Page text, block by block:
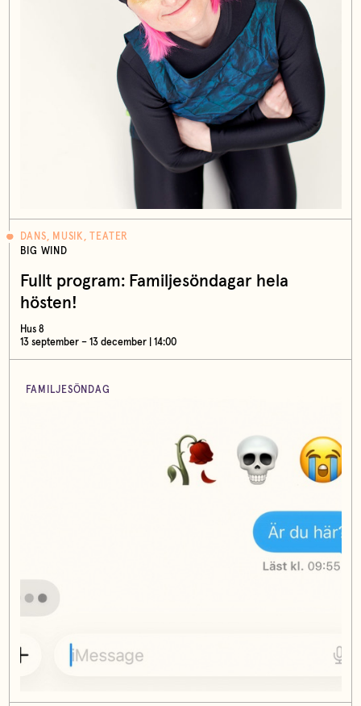
DANS, MUSIK, TEATER
BIG WIND
Fullt program: Familjesöndagar hela
hösten!
Hus 8
13 september – 13 december | 14:00
FAMILJESÖNDAG